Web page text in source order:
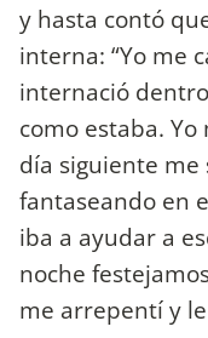
y hasta contó
interna: “Yo me
internació
como estaba. Yo
día siguiente me
fantaseando en
iba a ayudar a
noche
me arrepentí y